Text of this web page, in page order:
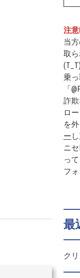
注
当
取
(T_T)
乗
「
詐
ロ
を外
ー
ニ
っ
フ
最
ク